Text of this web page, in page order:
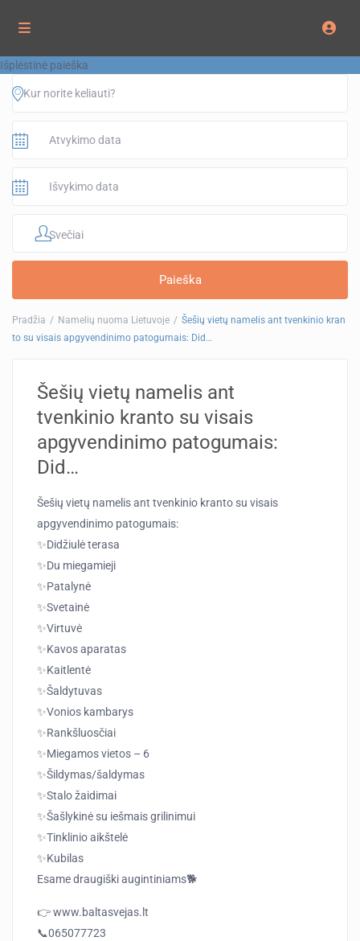
Išplėstinė paieška
Svečiai
Pradžia Namelių nuoma Lietuvoje
Šešių vietų namelis ant tvenkinio kran
to su visais apgyvendinimo patogumais: Did…
Šešių vietų namelis ant
tvenkinio kranto su visais
apgyvendinimo patogumais:
Did…
Šešių vietų namelis ant tvenkinio kranto su visais
apgyvendinimo patogumais:
✨Didžiulė terasa
✨Du miegamieji
✨Patalynė
✨Svetainė
✨Virtuvė
✨Kavos aparatas
✨Kaitlentė
✨Šaldytuvas
✨Vonios kambarys
✨Rankšluosčiai
✨Miegamos vietos – 6
✨Šildymas/šaldymas
✨Stalo žaidimai
✨Šašlykinė su iešmais grilinimui
✨Tinklinio aikštelė
✨Kubilas
Esame draugiški augintiniams🐕
👉 www.baltasvejas.lt
📞065077723